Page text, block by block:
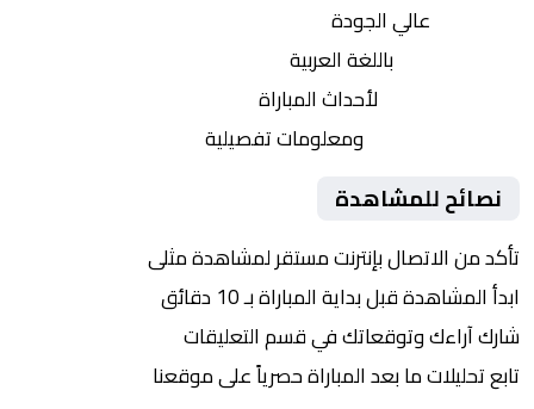
عالي الجودة
باللغة العربية
لأحداث المباراة
ومعلومات تفصيلية
نصائح للمشاهدة
تأكد من الاتصال بإنترنت مستقر لمشاهدة مثلى
ابدأ المشاهدة قبل بداية المباراة بـ 10 دقائق
شارك آراءك وتوقعاتك في قسم التعليقات
تابع تحليلات ما بعد المباراة حصرياً على موقعنا